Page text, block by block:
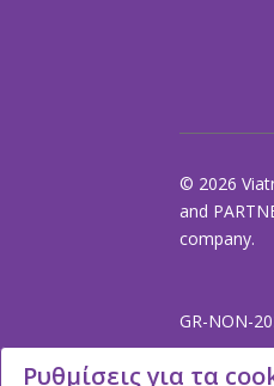
© 2026
and
company.
GR-NON-
Ρυθμίσεις για τα